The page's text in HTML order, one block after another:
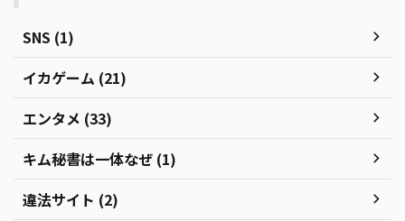
SNS (1)
イカゲーム (21)
エンタメ (33)
キム秘書は一体なぜ (1)
違法サイト (2)